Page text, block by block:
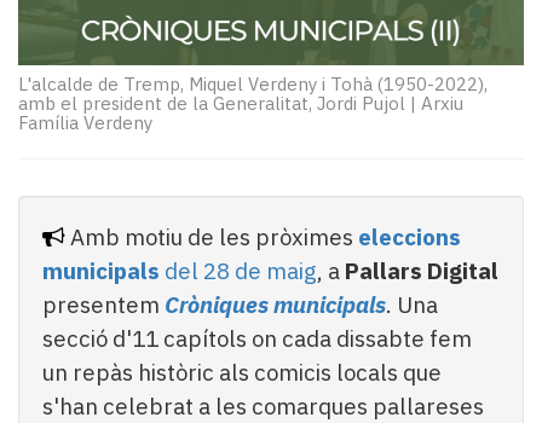
la
teva!
Subscriptors
del
Pallars
Contingut
patrocinat
Lo
més
llegit...
Editorial
L'alcalde de Tremp, Miquel Verdeny i Tohà (1950-2022),
amb el president de la Generalitat, Jordi Pujol | Arxiu
Família Verdeny
Amb motiu de les pròximes eleccions
municipals del 28 de maig, a Pallars Digital
presentem Cròniques municipals. Una
secció d'11 capítols on cada dissabte fem
un repàs històric als comicis locals que
s'han celebrat a les comarques pallareses